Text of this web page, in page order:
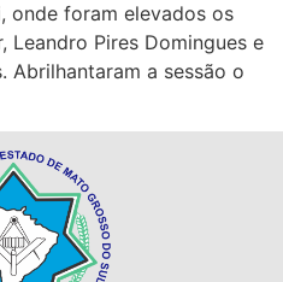
onde foram elevados os
Leandro Pires Domingues e
Abrilhantaram a sessão o